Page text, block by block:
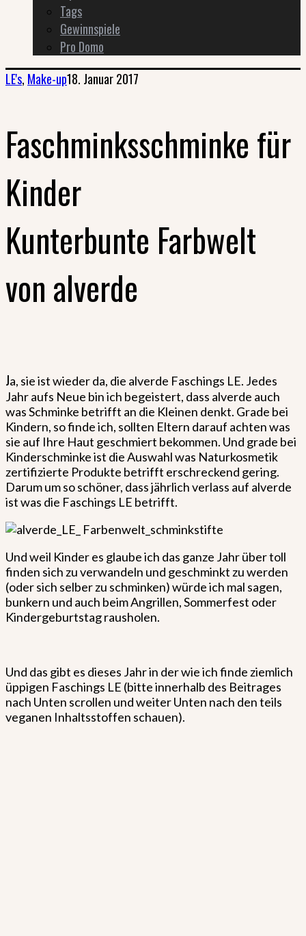
Tags
Gewinnspiele
Pro Domo
LE's, Make-up18. Januar 2017
Faschminksschminke für
Kinder
Kunterbunte Farbwelt
von alverde
Ja, sie ist wieder da, die alverde Faschings LE. Jedes
Jahr aufs Neue bin ich begeistert, dass alverde auch
was Schminke betrifft an die Kleinen denkt. Grade bei
Kindern, so finde ich, sollten Eltern darauf achten was
sie auf Ihre Haut geschmiert bekommen. Und grade bei
Kinderschminke ist die Auswahl was Naturkosmetik
zertifizierte Produkte betrifft erschreckend gering.
Darum um so schöner, dass jährlich verlass auf alverde
ist was die Faschings LE betrifft.
Und weil Kinder es glaube ich das ganze Jahr über toll
finden sich zu verwandeln und geschminkt zu werden
(oder sich selber zu schminken) würde ich mal sagen,
bunkern und auch beim Angrillen, Sommerfest oder
Kindergeburtstag rausholen.
Und das gibt es dieses Jahr in der wie ich finde ziemlich
üppigen Faschings LE (bitte innerhalb des Beitrages
nach Unten scrollen und weiter Unten nach den teils
veganen Inhaltsstoffen schauen).